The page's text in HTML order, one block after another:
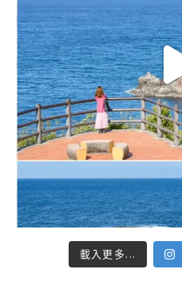
載入更多...